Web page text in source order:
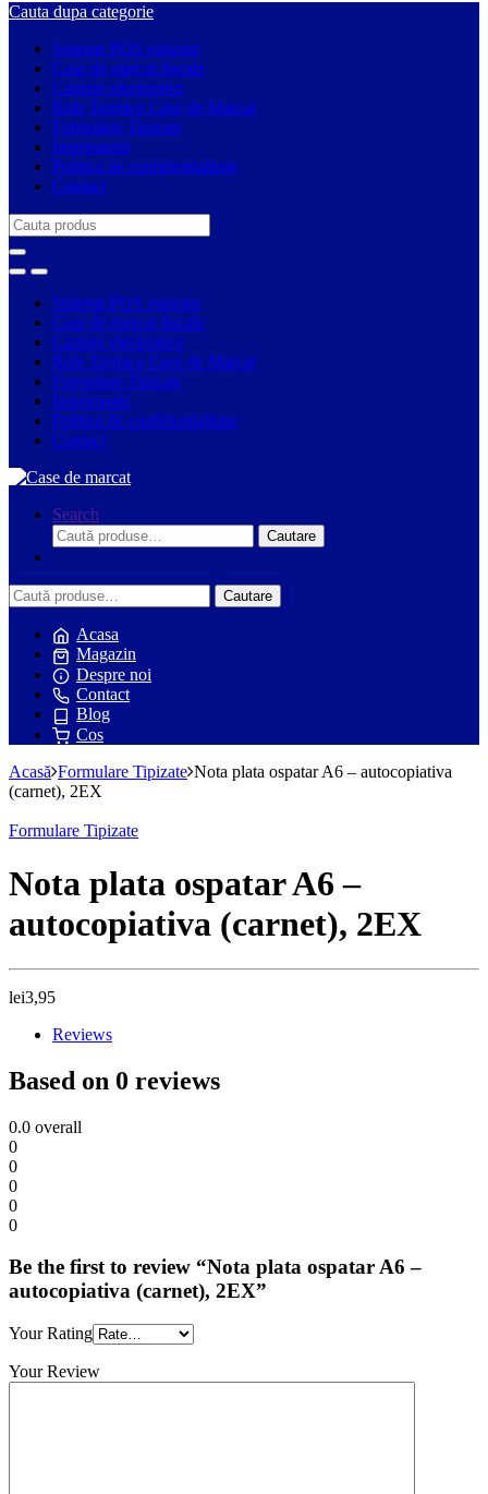
Cauta dupa categorie
Sisteme POS vanzare
Case de marcat fiscale
Cantare electronice
Role Termice Case de Marcat
Formulare Tipizate
Imprimante
Politica de confidentialitate
Contact
Search
for:
Sisteme POS vanzare
Case de marcat fiscale
Cantare electronice
Role Termice Case de Marcat
Formulare Tipizate
Imprimante
Politica de confidentialitate
Contact
Search
Caută:
Cautare
Caută: Cautare
Acasa
Magazin
Despre noi
Contact
Blog
Cos
Acasă Formulare Tipizate Nota plata ospatar A6 – autocopiativa
(carnet), 2EX
Formulare Tipizate
Nota plata ospatar A6 –
autocopiativa (carnet), 2EX
lei3,95
Reviews
Based on 0 reviews
0.0 overall
0
0
0
0
0
Be the first to review “Nota plata ospatar A6 –
autocopiativa (carnet), 2EX”
Your Rating
Your Review